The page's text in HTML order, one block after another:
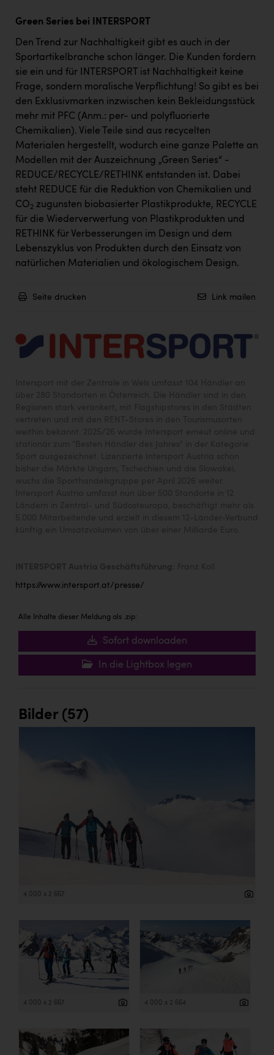
Green Series bei INTERSPORT
Den Trend zur Nachhaltigkeit gibt es auch in der
Sportartikelbranche schon länger. Die Kunden fordern
sie ein und für INTERSPORT ist Nachhaltigkeit keine
Frage, sondern moralische Verpflichtung! So gibt es bei
den Exklusivmarken inzwischen kein Bekleidungsstück
mehr mit PFC (Anm.: per- und polyfluorierte
Chemikalien). Viele Teile sind aus recycelten
Materialen hergestellt, wodurch eine ganze Palette an
Modellen mit der Auszeichnung „Green Series“ -
REDUCE/RECYCLE/RETHINK entstanden ist. Dabei
steht REDUCE für die Reduktion von Chemikalien und
CO2 zugunsten biobasierter Plastikprodukte, RECYCLE
für die Wiederverwertung von Plastikprodukten und
RETHINK für Verbesserungen im Design und dem
Lebenszyklus von Produkten durch den Einsatz von
natürlichen Materialien und ökologischem Design.
Seite drucken Link mailen
https://www.intersport.at/presse/
Alle Inhalte dieser Meldung als .zip:
Sofort downloaden
In die Lightbox legen
Bilder (57)
4 000 x 2 667
4 000 x 2 667 4 000 x 2 664